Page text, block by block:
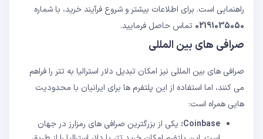
راهنمایی است. برای اطلاعات بیشتر و شروع فرآیند خرید، با شماره
02191035050 تماس حاصل فرمایید.
صرافی های بین المللی
صرافی های بین المللی نیز امکان تبدیل دلار استرالیا به تتر را فراهم
می کنند، اما استفاده از این پلتفرم ها برای ایرانیان با محدودیت
هایی همراه است:
Coinbase: یکی از بزرگترین صرافی های رمزارز در جهان